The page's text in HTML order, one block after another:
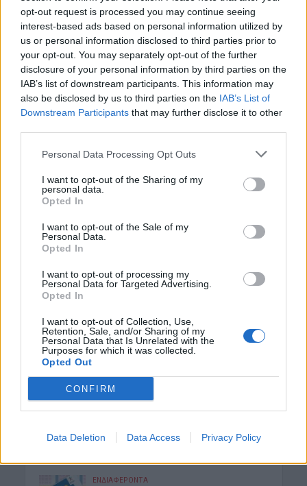
opt-out request is processed you may continue seeing
interest-based ads based on personal information utilized by
us or personal information disclosed to third parties prior to
your opt-out. You may separately opt-out of the further
disclosure of your personal information by third parties on the
IAB’s list of downstream participants. This information may
also be disclosed by us to third parties on the IAB’s List of
Downstream Participants that may further disclose it to other
Personal Data Processing Opt Outs
I want to opt-out of the Sharing of my
personal data.
Opted In
I want to opt-out of the Sale of my
Personal Data.
Opted In
I want to opt-out of processing my
Personal Data for Targeted Advertising.
Opted In
I want to opt-out of Collection, Use,
Retention, Sale, and/or Sharing of my
Personal Data that Is Unrelated with the
Purposes for which it was collected.
Opted Out
CONFIRM
Data Deletion Data Access Privacy Policy
ΚΡΗΤΗ
Κρήτη: Εξιχνιάστηκαν οι εμπρησμοί –
Ταυτοποιήθηκαν δύο άνδρες
7 Αυγούστου 2026 11:45
ΕΚΔΡΟΜΈΣ - ΤΑΞΊΔΙΑ • ΕΝΔΙΑΦΕΡΟΝΤΑ • ΚΡΗΤΗ
Οι πτήσεις Κρήτη – Αθήνα αυτές με τις
περισσότερες αναταράξεις στην
Ελλάδα
7 Αυγούστου 2026 11:43
• ΠΟΛΙΤΙΚΗ
Στα Χανιά ο Κυριάκος Μητσοτάκης με
τη σύζυγό του για ολιγοήμερες
Ζωιδάκη, Τζουγανάκη και δωρεάν
κρασί!
ΑΘΛΗΤΙΚΑ
Europa League: Η Άντερλεχτ νίκησε 1-0
τον ΠΑΟΚ στην Τούμπα κι όλα θα
7 Αυγούστου 2026 07:46
ΕΝΔΙΑΦΕΡΟΝΤΑ
Αυγούστου
ΕΝΔΙΑΦΕΡΟΝΤΑ